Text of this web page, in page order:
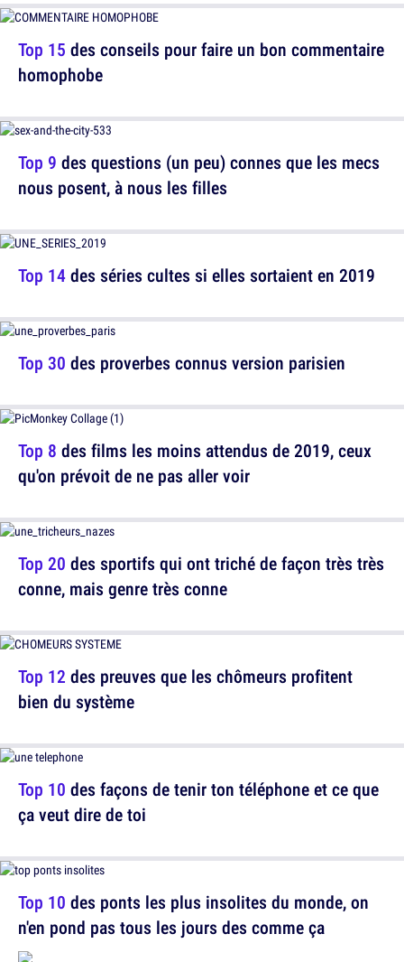
Top 9 des questions (un peu) connes que les mecs
nous posent, à nous les filles
Top 30 des proverbes connus version parisien
Top 20 des sportifs qui ont triché de façon très très
conne, mais genre très conne
Top 10 des façons de tenir ton téléphone et ce que
ça veut dire de toi
Top 15 des conseils pour faire un bon commentaire
homophobe
Top 14des séries cultes si elles sortaient en 2019
Top 8 des films les moins attendus de 2019, ceux
qu'on prévoit de ne pas aller voir
Top 12 des preuves que les chômeurs profitent
bien du système
Top 10 des ponts les plus insolites du monde, on
n'en pond pas tous les jours des comme ça